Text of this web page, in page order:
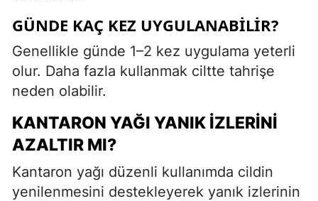
GÜNDE KAÇ KEZ UYGULANABILIR?
Genellikle günde 1–2 kez uygulama yeterli
olur. Daha fazla kullanmak ciltte tahrişe
neden olabilir.
KANTARON YAĞI YANIK İZLERINI
AZALTIR MI?
Kantaron yağı düzenli kullanımda cildin
yenilenmesini destekleyerek yanık izlerinin